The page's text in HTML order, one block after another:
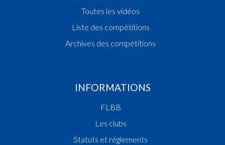
Toutes les vidéos
Liste des compétitions
Archives des compétitions
INFORMATIONS
FLBB
Les clubs
Statuts et réglements